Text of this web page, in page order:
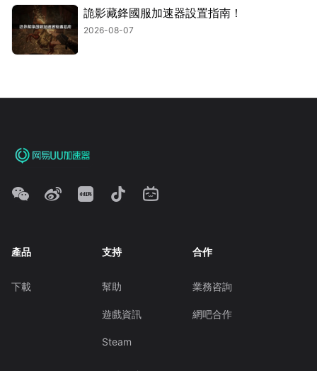
詭影藏鋒國服加速器設置指南！
2026-08-07
產品
下載
支持
幫助
遊戲資訊
Steam
合作
業務咨詢
網吧合作